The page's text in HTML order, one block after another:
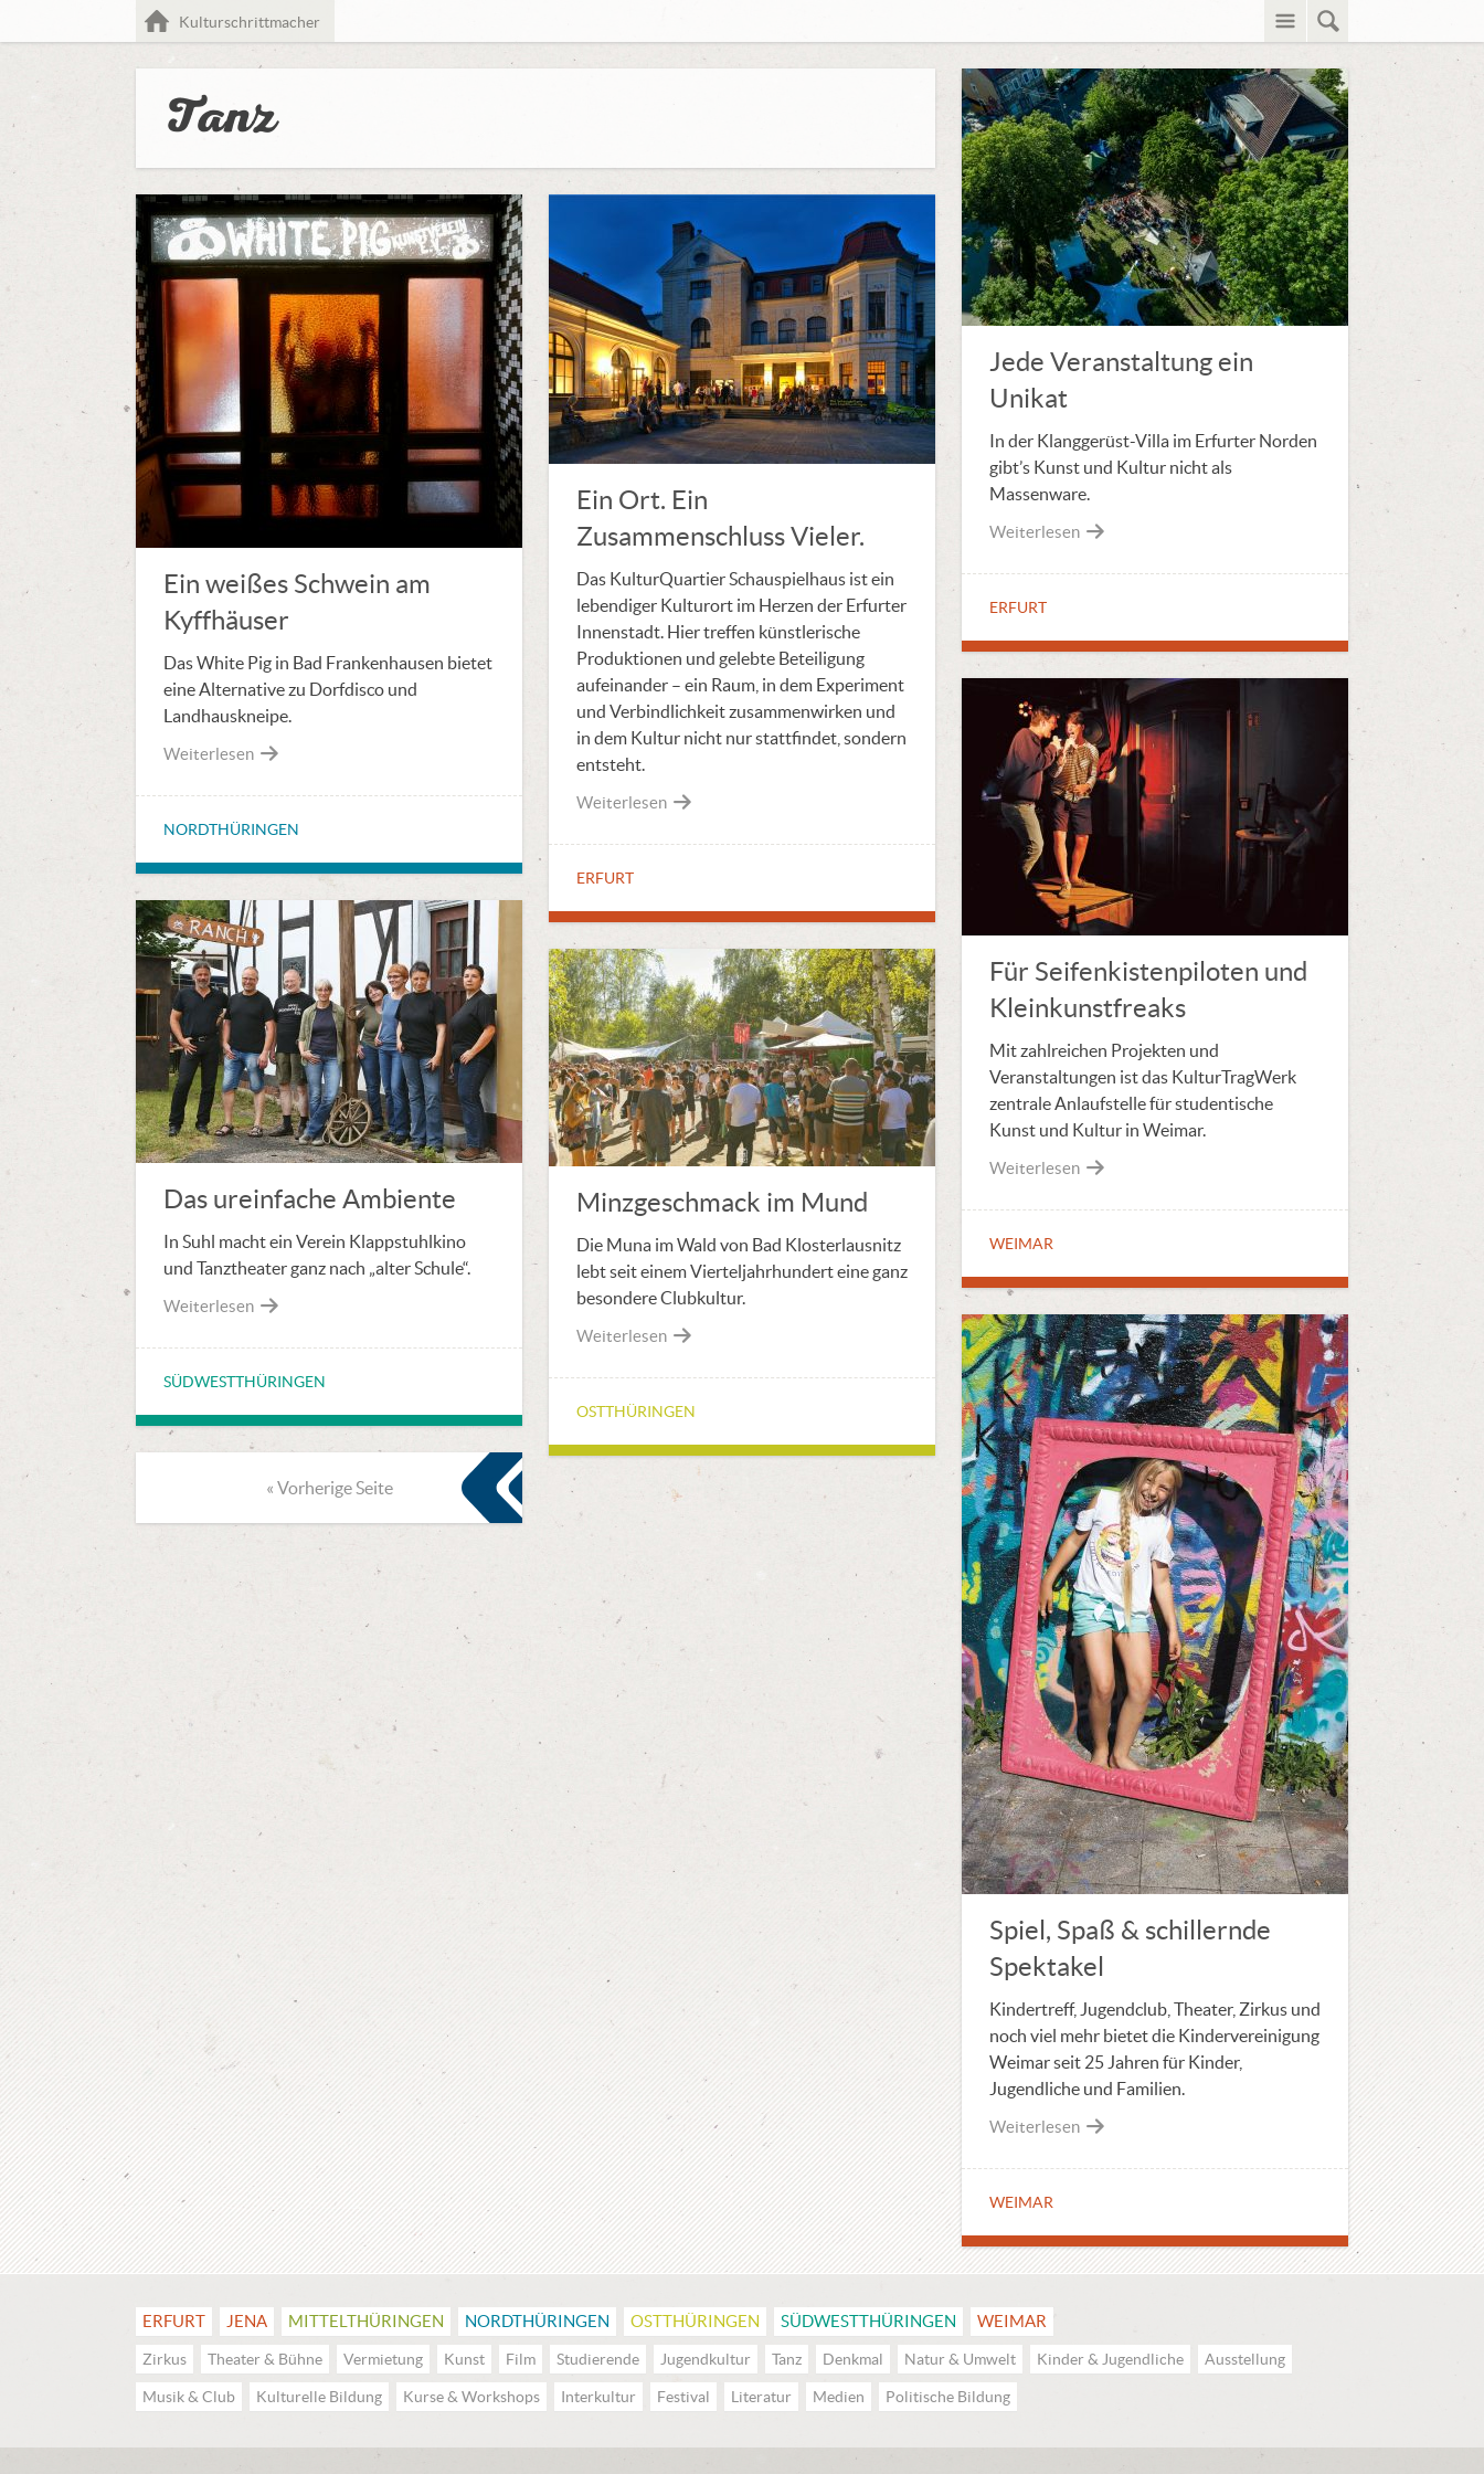
KulturschrittmacherHome Suche
Menü
Tanz
Jede Veranstaltung ein
Unikat
In der Klanggerüst-Villa im Erfurter Norden
gibt’s Kunst und Kultur nicht als
Massenware.
Weiterlesen
ERFURT
Ein weißes Schwein am
Kyffhäuser
Das White Pig in Bad Frankenhausen bietet
eine Alternative zu Dorfdisco und
Landhauskneipe.
Weiterlesen
NORDTHÜRINGEN
Ein Ort. Ein
Zusammenschluss Vieler.
Das KulturQuartier Schauspielhaus ist ein
lebendiger Kulturort im Herzen der Erfurter
Innenstadt. Hier treffen künstlerische
Produktionen und gelebte Beteiligung
aufeinander – ein Raum, in dem Experiment
und Verbindlichkeit zusammenwirken und
in dem Kultur nicht nur stattfindet, sondern
entsteht.
Weiterlesen
ERFURT
Für Seifenkisten­piloten und
Kleinkunstfreaks
Mit zahlreichen Projekten und
Veranstaltungen ist das KulturTragWerk
zentrale Anlaufstelle für studentische
Kunst und Kultur in Weimar.
Weiterlesen
WEIMAR
Das ureinfache Ambiente
In Suhl macht ein Verein Klappstuhlkino
und Tanztheater ganz nach „alter Schule“.
Weiterlesen
SÜDWESTTHÜRINGEN
Minzgeschmack im Mund
Die Muna im Wald von Bad Klosterlausnitz
lebt seit einem Vierteljahrhundert eine ganz
besondere Clubkultur.
Weiterlesen
OSTTHÜRINGEN
Spiel, Spaß & schillernde
Spektakel
Kindertreff, Jugendclub, Theater, Zirkus und
noch viel mehr bietet die Kindervereinigung
Weimar seit 25 Jahren für Kinder,
Jugendliche und Familien.
Weiterlesen
WEIMAR
« Vorherige Seite
ERFURT JENA MITTEL­THÜRINGEN NORDTHÜRINGEN OSTTHÜRINGEN SÜDWESTTHÜRINGEN WEIMAR
Zirkus Theater & Bühne Vermietung Kunst Film Studierende Jugendkultur Tanz Denkmal Natur & Umwelt Kinder & Jugendliche Ausstellung
Musik & Club Kulturelle Bildung Kurse & Workshops Interkultur Festival Literatur Medien Politische Bildung